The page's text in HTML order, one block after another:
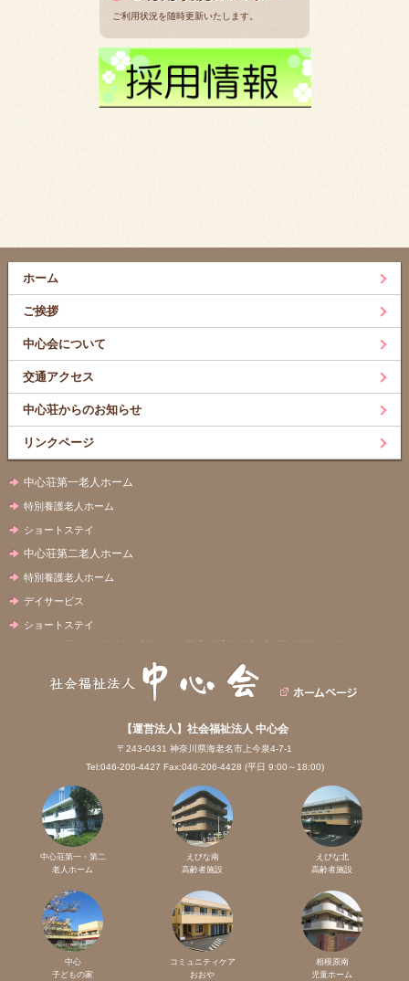
ご利用状況を随時更新いたします。
ホーム
ご挨拶
中心会について
交通アクセス
中心荘からのお知らせ
リンクページ
中心荘第一老人ホーム
特別養護老人ホーム
ショートステイ
中心荘第二老人ホーム
特別養護老人ホーム
デイサービス
ショートステイ
【運営法人】社会福祉法人 中心会
〒243-0431 神奈川県海老名市上今泉4-7-1
Tel:046-206-4427 Fax:046-206-4428 (平日 9:00～18:00)
中心荘第一・第二
老人ホーム
えびな南
高齢者施設
えびな北
高齢者施設
中心
子どもの家
コミュニティケア
おおや
相模原南
児童ホーム